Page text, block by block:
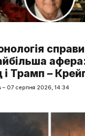
Трамп –
– 07 серпня 2026, 14:34